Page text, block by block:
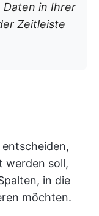
Daten in Ihrer
Zeitleiste
werden soll,
in die
möchten.